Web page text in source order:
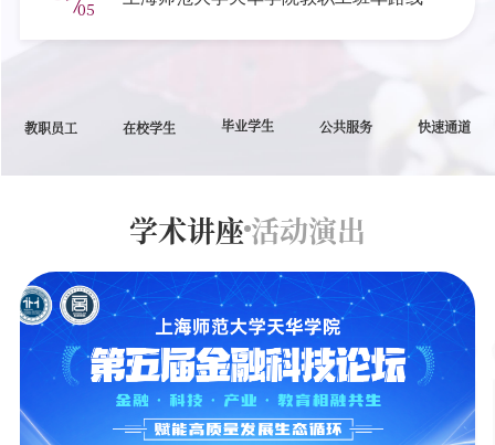
05
教职员工 在校学生 毕业学生 公共服务 快速通道
学术讲座活动演出